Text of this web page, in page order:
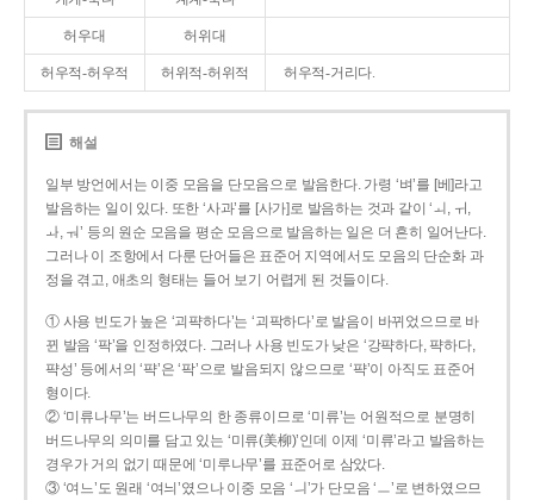
허우대 허위대
허우적-허우적 허위적-허위적 허우적-거리다.
해설
일부 방언에서는 이중 모음을 단모음으로 발음한다. 가령 ‘벼’를 [베]라고
발음하는 일이 있다. 또한 ‘사과’를 [사가]로 발음하는 것과 같이 ‘ㅚ, ㅟ,
ㅘ, ㅝ’ 등의 원순 모음을 평순 모음으로 발음하는 일은 더 흔히 일어난다.
그러나 이 조항에서 다룬 단어들은 표준어 지역에서도 모음의 단순화 과
정을 겪고, 애초의 형태는 들어 보기 어렵게 된 것들이다.
① 사용 빈도가 높은 ‘괴퍅하다’는 ‘괴팍하다’로 발음이 바뀌었으므로 바
뀐 발음 ‘팍’을 인정하였다. 그러나 사용 빈도가 낮은 ‘강퍅하다, 퍅하다,
퍅성’ 등에서의 ‘퍅’은 ‘팍’으로 발음되지 않으므로 ‘퍅’이 아직도 표준어
형이다.
② ‘미류나무’는 버드나무의 한 종류이므로 ‘미류’는 어원적으로 분명히
버드나무의 의미를 담고 있는 ‘미류(美柳)’인데 이제 ‘미류’라고 발음하는
경우가 거의 없기 때문에 ‘미루나무’를 표준어로 삼았다.
③ ‘여느’도 원래 ‘여늬’였으나 이중 모음 ‘ㅢ’가 단모음 ‘ㅡ’로 변하였으므